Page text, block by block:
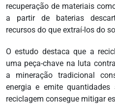
recuperação de materiais
a partir de baterias
recursos do que extraí-los do
O estudo destaca que a
uma peça-chave na luta
a mineração tradicional
energia e emite quantidades
reciclagem consegue mitigar